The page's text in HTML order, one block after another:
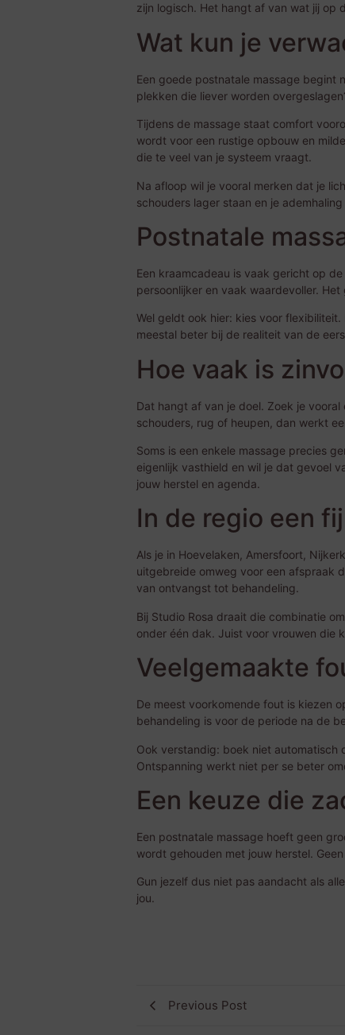
zijn logisch. Het hangt af van wat jij op
Wat kun je
Een goede postnatale massage begint
plekken die liever worden
Tijdens de massage staat comfort
wordt voor een rustige opbouw en
die te veel van je systeem vraagt.
Na afloop wil je vooral merken dat je
schouders lager staan en je
Postnatale
Een kraamcadeau is vaak gericht op
persoonlijker en vaak waardevoller.
Wel geldt ook hier: kies voor
meestal beter bij de realiteit van de
Hoe vaak is
Dat hangt af van je doel. Zoek je
schouders, rug of heupen, dan werkt
Soms is een enkele massage precies
eigenlijk vasthield en wil je dat gevoel
jouw herstel en agenda.
In de regio een
Als je in Hoevelaken, Amersfoort,
uitgebreide omweg voor een afspraak
van ontvangst tot behandeling.
Bij Studio Rosa draait die combinatie
onder één dak. Juist voor vrouwen die
Veelgemaakte
De meest voorkomende fout is kiezen
behandeling is voor de periode na de
Ook verstandig: boek niet automatisch
Ontspanning werkt niet per se beter
Een keuze die
Een postnatale massage hoeft geen
wordt gehouden met jouw herstel.
Gun jezelf dus niet pas aandacht als
jou.
Previous Post